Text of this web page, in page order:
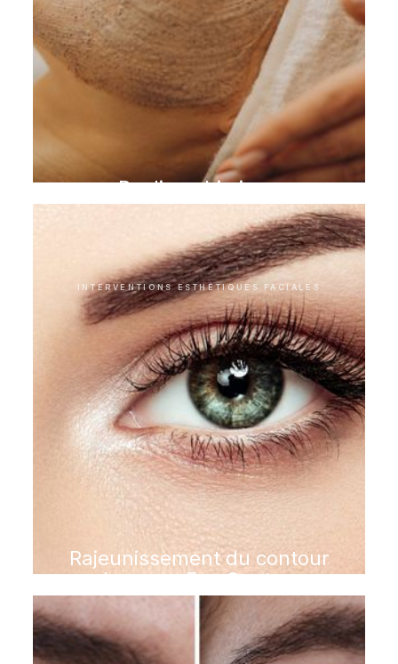
Peeling chimique
INTERVENTIONS ESTHÉTIQUES FACIALES
Rajeunissement du contour
des yeux Eye Couture